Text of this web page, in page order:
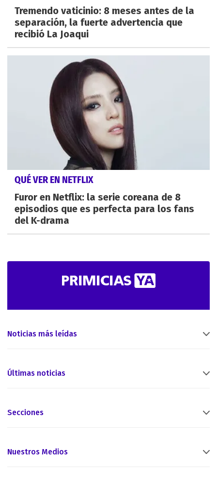
Tremendo vaticinio: 8 meses antes de la
separación, la fuerte advertencia que
recibió La Joaqui
QUÉ VER EN NETFLIX
Furor en Netflix: la serie coreana de 8
episodios que es perfecta para los fans
del K-drama
Noticias más leídas
Últimas noticias
Secciones
Nuestros Medios